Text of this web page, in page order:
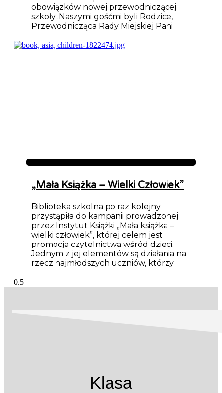
obowiązków nowej przewodniczącej
szkoły .Naszymi gośćmi byli Rodzice,
Przewodnicząca Rady Miejskiej Pani
Aktualności
„Mała Książka – Wielki Człowiek”
Biblioteka szkolna po raz kolejny
przystąpiła do kampanii prowadzonej
przez Instytut Książki „Mała książka –
wielki człowiek”, której celem jest
promocja czytelnictwa wśród dzieci.
Jednym z jej elementów są działania na
rzecz najmłodszych uczniów, którzy
Klasa